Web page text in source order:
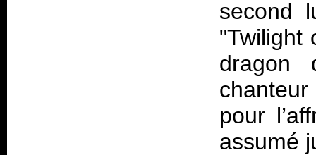
second
"Twilight
dragon
chanteur
pour
assumé